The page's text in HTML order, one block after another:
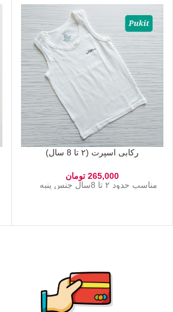
رکابی اسپرت (۲ تا 8 سال)
265,000 تومان
مناسب حدود ۲ تا 8سال جنس پنبه